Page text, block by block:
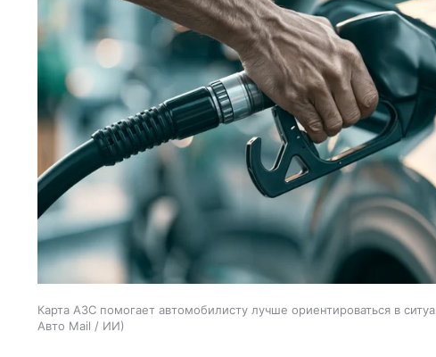
Карта АЗС помогает автомобилисту лучше ориентироваться в
Авто Mail / ИИ